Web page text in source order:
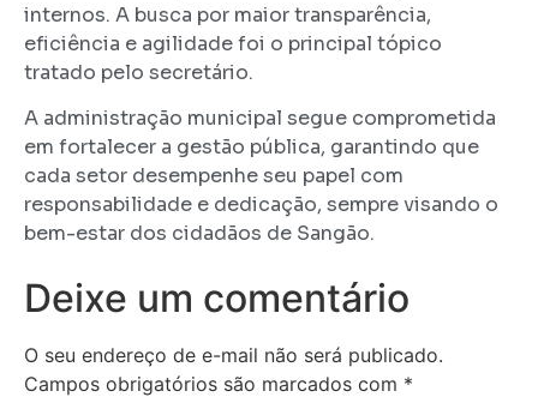
internos. A busca por maior transparência,
eficiência e agilidade foi o principal tópico
tratado pelo secretário.
A administração municipal segue comprometida
em fortalecer a gestão pública, garantindo que
cada setor desempenhe seu papel com
responsabilidade e dedicação, sempre visando o
bem-estar dos cidadãos de Sangão.
Deixe um comentário
O seu endereço de e-mail não será publicado.
Campos obrigatórios são marcados com *